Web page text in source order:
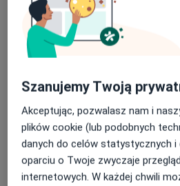
Zobacz galerię (14)
Pokażo
Szanujemy Twoją
Akceptując, pozwalasz nam i
plików cookie (lub podobnych
danych do celów statystycznych
oparciu o Twoje zwyczaje
internetowych. W każdej chwili